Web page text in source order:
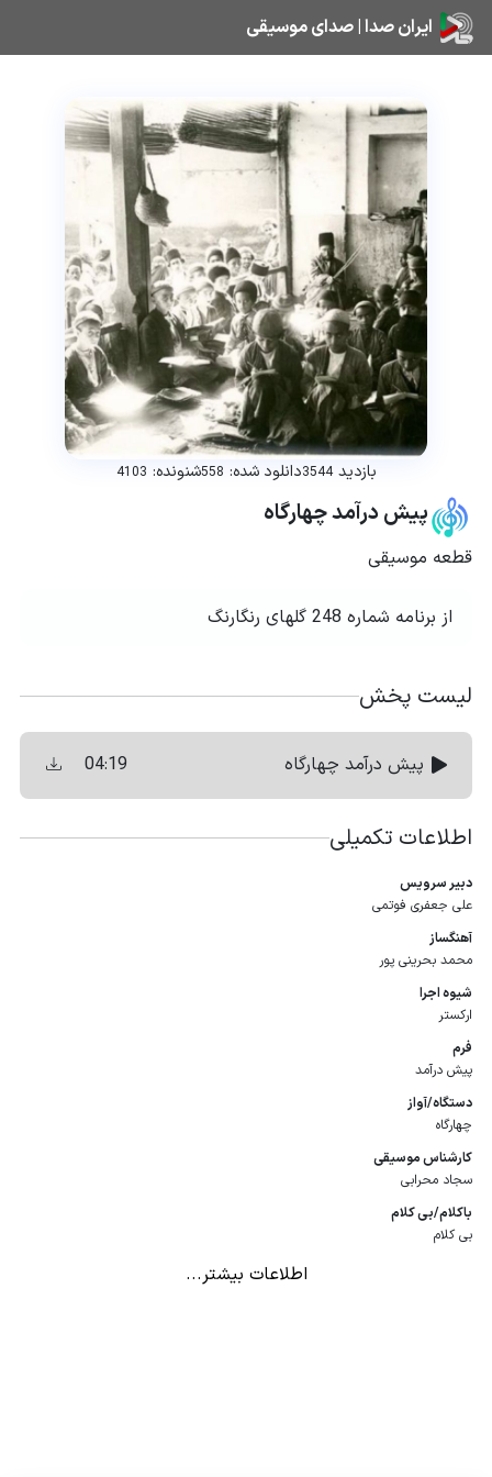
ایران صدا | صدای موسیقی
بازدید 3544دانلود شده: 558شنونده: 4103
پیش درآمد چهارگاه
قطعه موسیقی
از برنامه شماره 248 گلهای رنگارنگ
لیست پخش
پیش درآمد چهارگاه 04:19
اطلاعات تکمیلی
دبیر سرویس
علی جعفری فوتمی
آهنگساز
محمد بحرینی‌ پور
شیوه اجرا
ارکستر
فرم
پیش درآمد
دستگاه/آواز
چهارگاه
كارشناس موسیقی
سجاد محرابی
باكلام/بی كلام
بی کلام
اطلاعات بیشتر...